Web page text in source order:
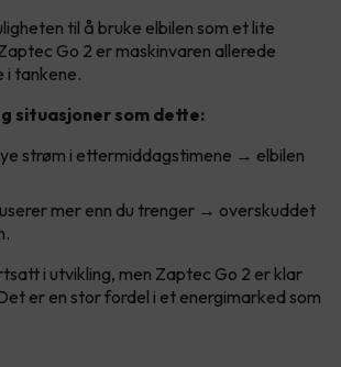
til å bruke elbilen som et lite
Go 2 er maskinvaren allerede
i tankene.
situasjoner som dette:
strøm i ettermiddagstimene → elbilen
mer enn du trenger → overskuddet
i utvikling, men Zaptec Go 2 er klar
er en stor fordel i et energimarked som